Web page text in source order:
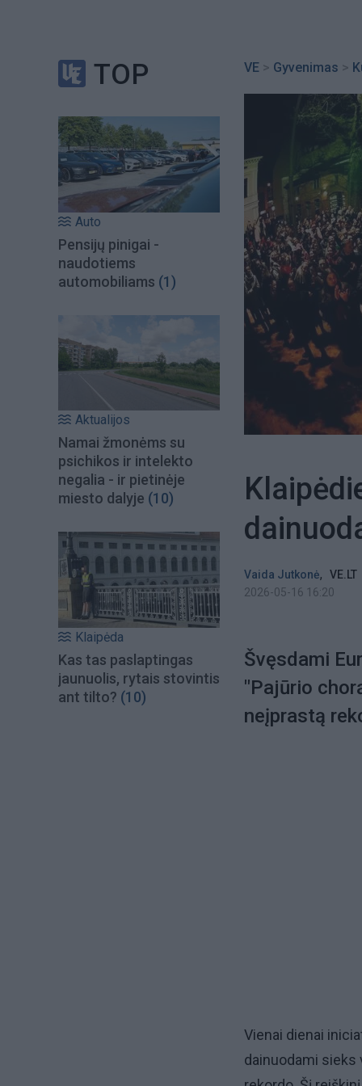
TOP
Auto
Pensijų pinigai -
naudotiems
automobiliams (1)
Aktualijos
Namai žmonėms su
psichikos ir intelekto
negalia - ir pietinėje
miesto dalyje (10)
Klaipėda
Kas tas paslaptingas
jaunuolis, rytais stovintis
ant tilto? (10)
VE > Gyvenimas >
Vaida Jutkonė,
VE.LT
2026-05-16 16:20
Švęsdami
"Pajūrio
neįprastą
Vienai dienai
dainuodami sieks